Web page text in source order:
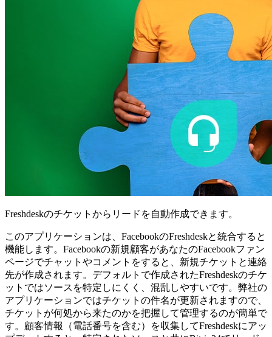
Freshdeskのチケットからリードを自動作成できます。
このアプリケーションは、FacebookのFreshdeskと統合すると
機能します。Facebookの新規顧客があなたのFacebookファン
ページでチャットやコメントをすると、新規チケットと連絡
先が作成されます。デフォルトで作成されたFreshdeskのチケ
ットではソースを特定しにくく、混乱しやすいです。弊社の
アプリケーションではチケットの件名が更新されますので、
チケットが何処から来たのかを把握して管理するのが簡単で
す。顧客情報（電話番号を含む）を収集してFreshdeskにアッ